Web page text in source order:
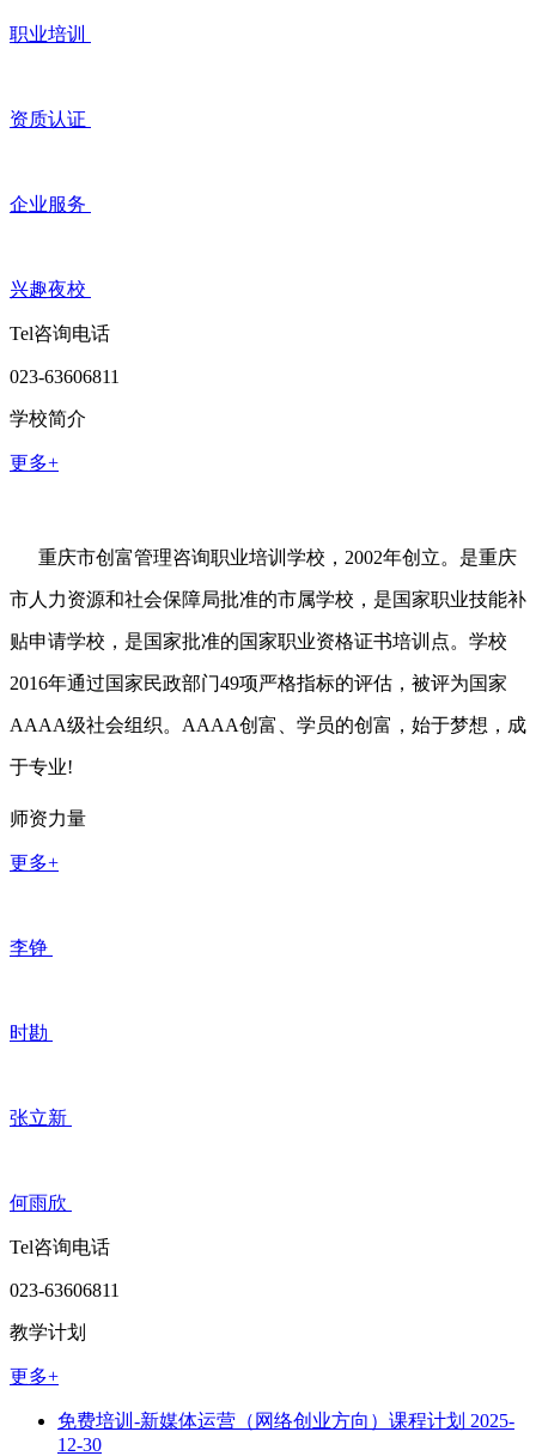
职业培训
资质认证
企业服务
兴趣夜校
Tel咨询电话
023-63606811
学校简介
更多+
重庆市创富管理咨询职业培训学校，2002年创立。是重庆
市人力资源和社会保障局批准的市属学校，是国家职业技能补
贴申请学校，是国家批准的国家职业资格证书培训点。学校
2016年通过国家民政部门49项严格指标的评估，被评为国家
AAAA级社会组织。AAAA创富、学员的创富，始于梦想，成
于专业!
师资力量
更多+
李铮
时勘
张立新
何雨欣
Tel咨询电话
023-63606811
教学计划
更多+
免费培训-新媒体运营（网络创业方向）课程计划 2025-
12-30